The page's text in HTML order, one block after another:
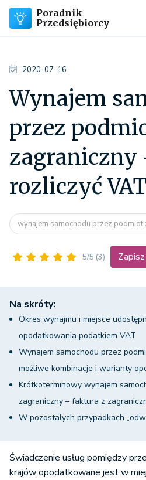
Poradnik
Przedsiębiorcy
2020-07-16
Wynajem
przez
zagraniczny
rozliczyć
wynajem samochodu przez podmiot
5/5 (3)
Na skróty:
Okres wynajmu i miejsce
opodatkowania podatkiem VAT
Wynajem samochodu przez
możliwe kombinacje i warianty
Krótkoterminowy wynajem
zagraniczny – faktura z
W pozostałych przypadkach
Świadczenie usług pomiędzy
krajów opodatkowane jest w